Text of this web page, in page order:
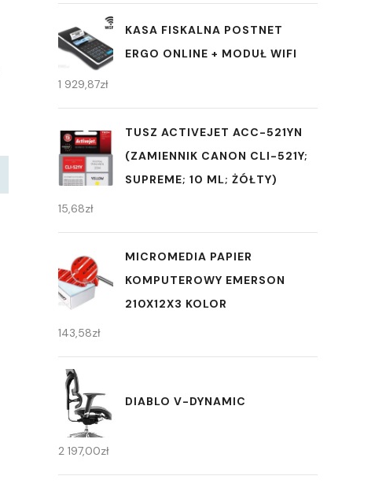
KASA FISKALNA POSTNET
ERGO ONLINE + MODUŁ WIFI
1 929,87zł
TUSZ ACTIVEJET ACC-521YN
(ZAMIENNIK CANON CLI-521Y;
SUPREME; 10 ML; ŻÓŁTY)
15,68zł
MICROMEDIA PAPIER
KOMPUTEROWY EMERSON
210X12X3 KOLOR
143,58zł
DIABLO V-DYNAMIC
2 197,00zł